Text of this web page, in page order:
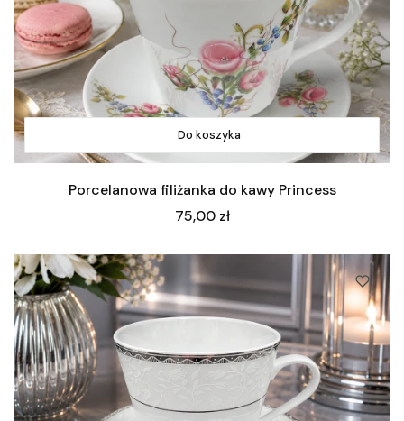
Do koszyka
Porcelanowa filiżanka do kawy Princess
Cena
75,00 zł